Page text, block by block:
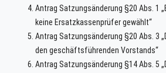
Antrag Satzungsänderung §20 Abs. 1
keine Ersatzkassenprüfer gewählt“
Antrag Satzungsänderung §20 Abs. 3
den geschäftsführenden Vorstands“
Antrag Satzungsänderung §14 Abs. 5